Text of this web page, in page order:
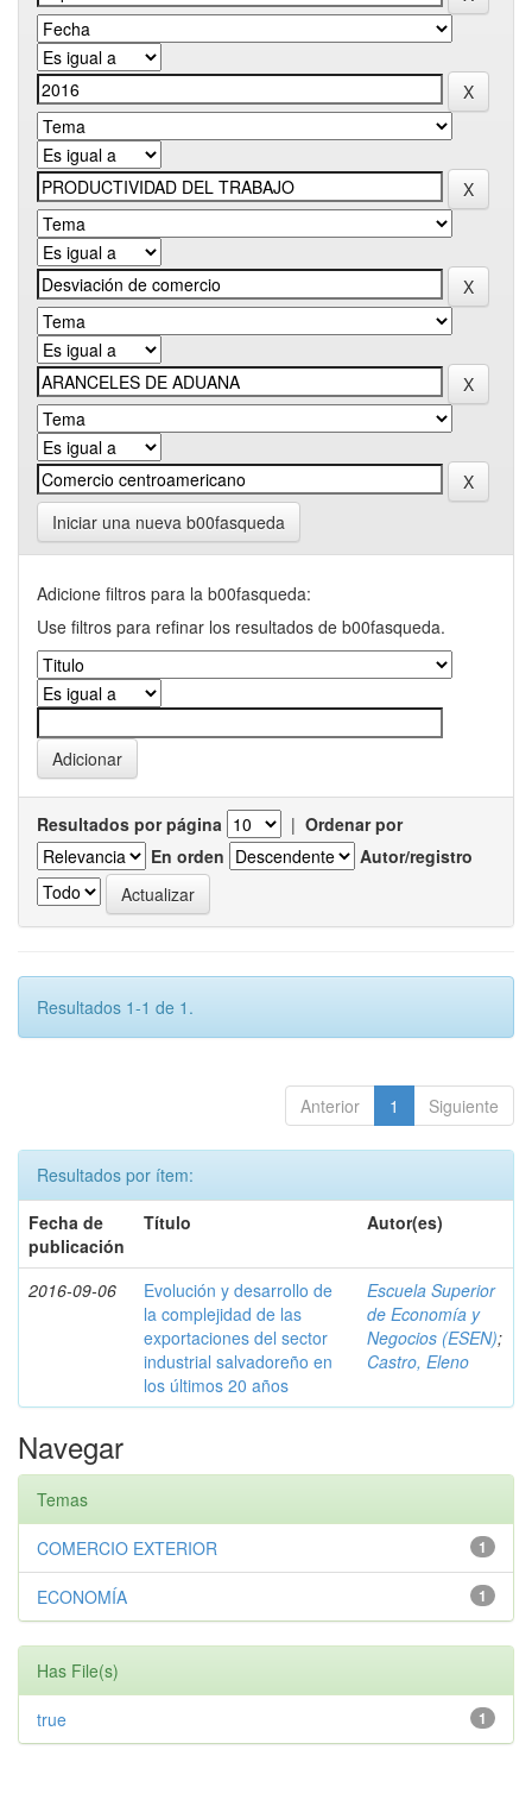
Iniciar una nueva b00fasqueda
Adicione filtros para la b00fasqueda:
Use filtros para refinar los resultados de b00fasqueda.
Resultados por página | Ordenar por
En orden
Autor/registro
Resultados 1-1 de 1.
Anterior 1 Siguiente
Resultados por ítem:
Fecha de
publicación
Título Autor(es)
2016-09-06
Evolución y desarrollo de
la complejidad de las
exportaciones del sector
industrial salvadoreño en
los últimos 20 años
Escuela Superior
de Economía y
Negocios (ESEN);
Castro, Eleno
Navegar
Temas
1
COMERCIO EXTERIOR
1
ECONOMÍA
Has File(s)
1
true